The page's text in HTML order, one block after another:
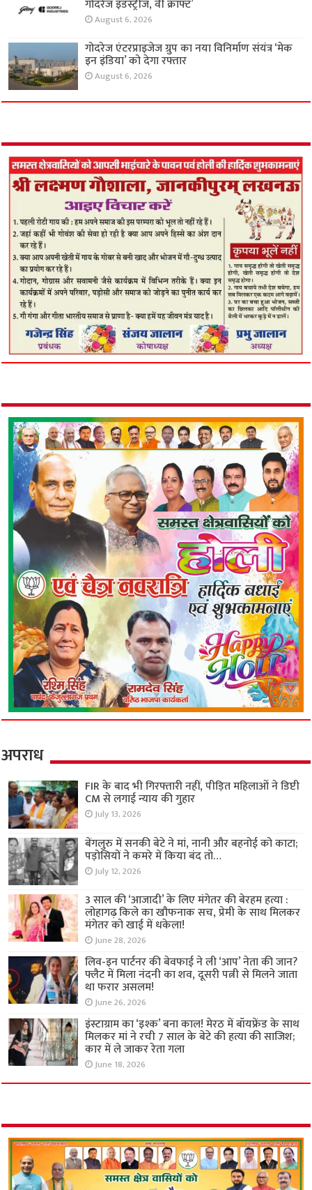
गोदरेज इंडस्ट्रीज, वी क्राफ्ट’
August 6, 2026
गोदरेज एंटरप्राइजेज ग्रुप का नया विनिर्माण संयंत्र ‘मेक
इन इंडिया’ को देगा रफ्तार
August 6, 2026
अपराध
FIR के बाद भी गिरफ्तारी नहीं, पीड़ित महिलाओं ने डिप्टी
CM से लगाई न्याय की गुहार
July 13, 2026
बेंगलुरु में सनकी बेटे ने मां, नानी और बहनोई को काटा;
पड़ोसियों ने कमरे में किया बंद तो…
July 12, 2026
3 साल की ‘आजादी’ के लिए मंगेतर की बेरहम हत्या :
लोहागढ़ किले का खौफनाक सच, प्रेमी के साथ मिलकर
मंगेतर को खाई में धकेला!
June 28, 2026
लिव-इन पार्टनर की बेवफाई ने ली ‘आप’ नेता की जान?
फ्लैट में मिला नंदनी का शव, दूसरी पत्नी से मिलने जाता
था फरार असलम!
June 26, 2026
इंस्टाग्राम का ‘इश्क’ बना काल! मेरठ में बॉयफ्रेंड के साथ
मिलकर मां ने रची 7 साल के बेटे की हत्या की साजिश;
कार में ले जाकर रेता गला
June 18, 2026